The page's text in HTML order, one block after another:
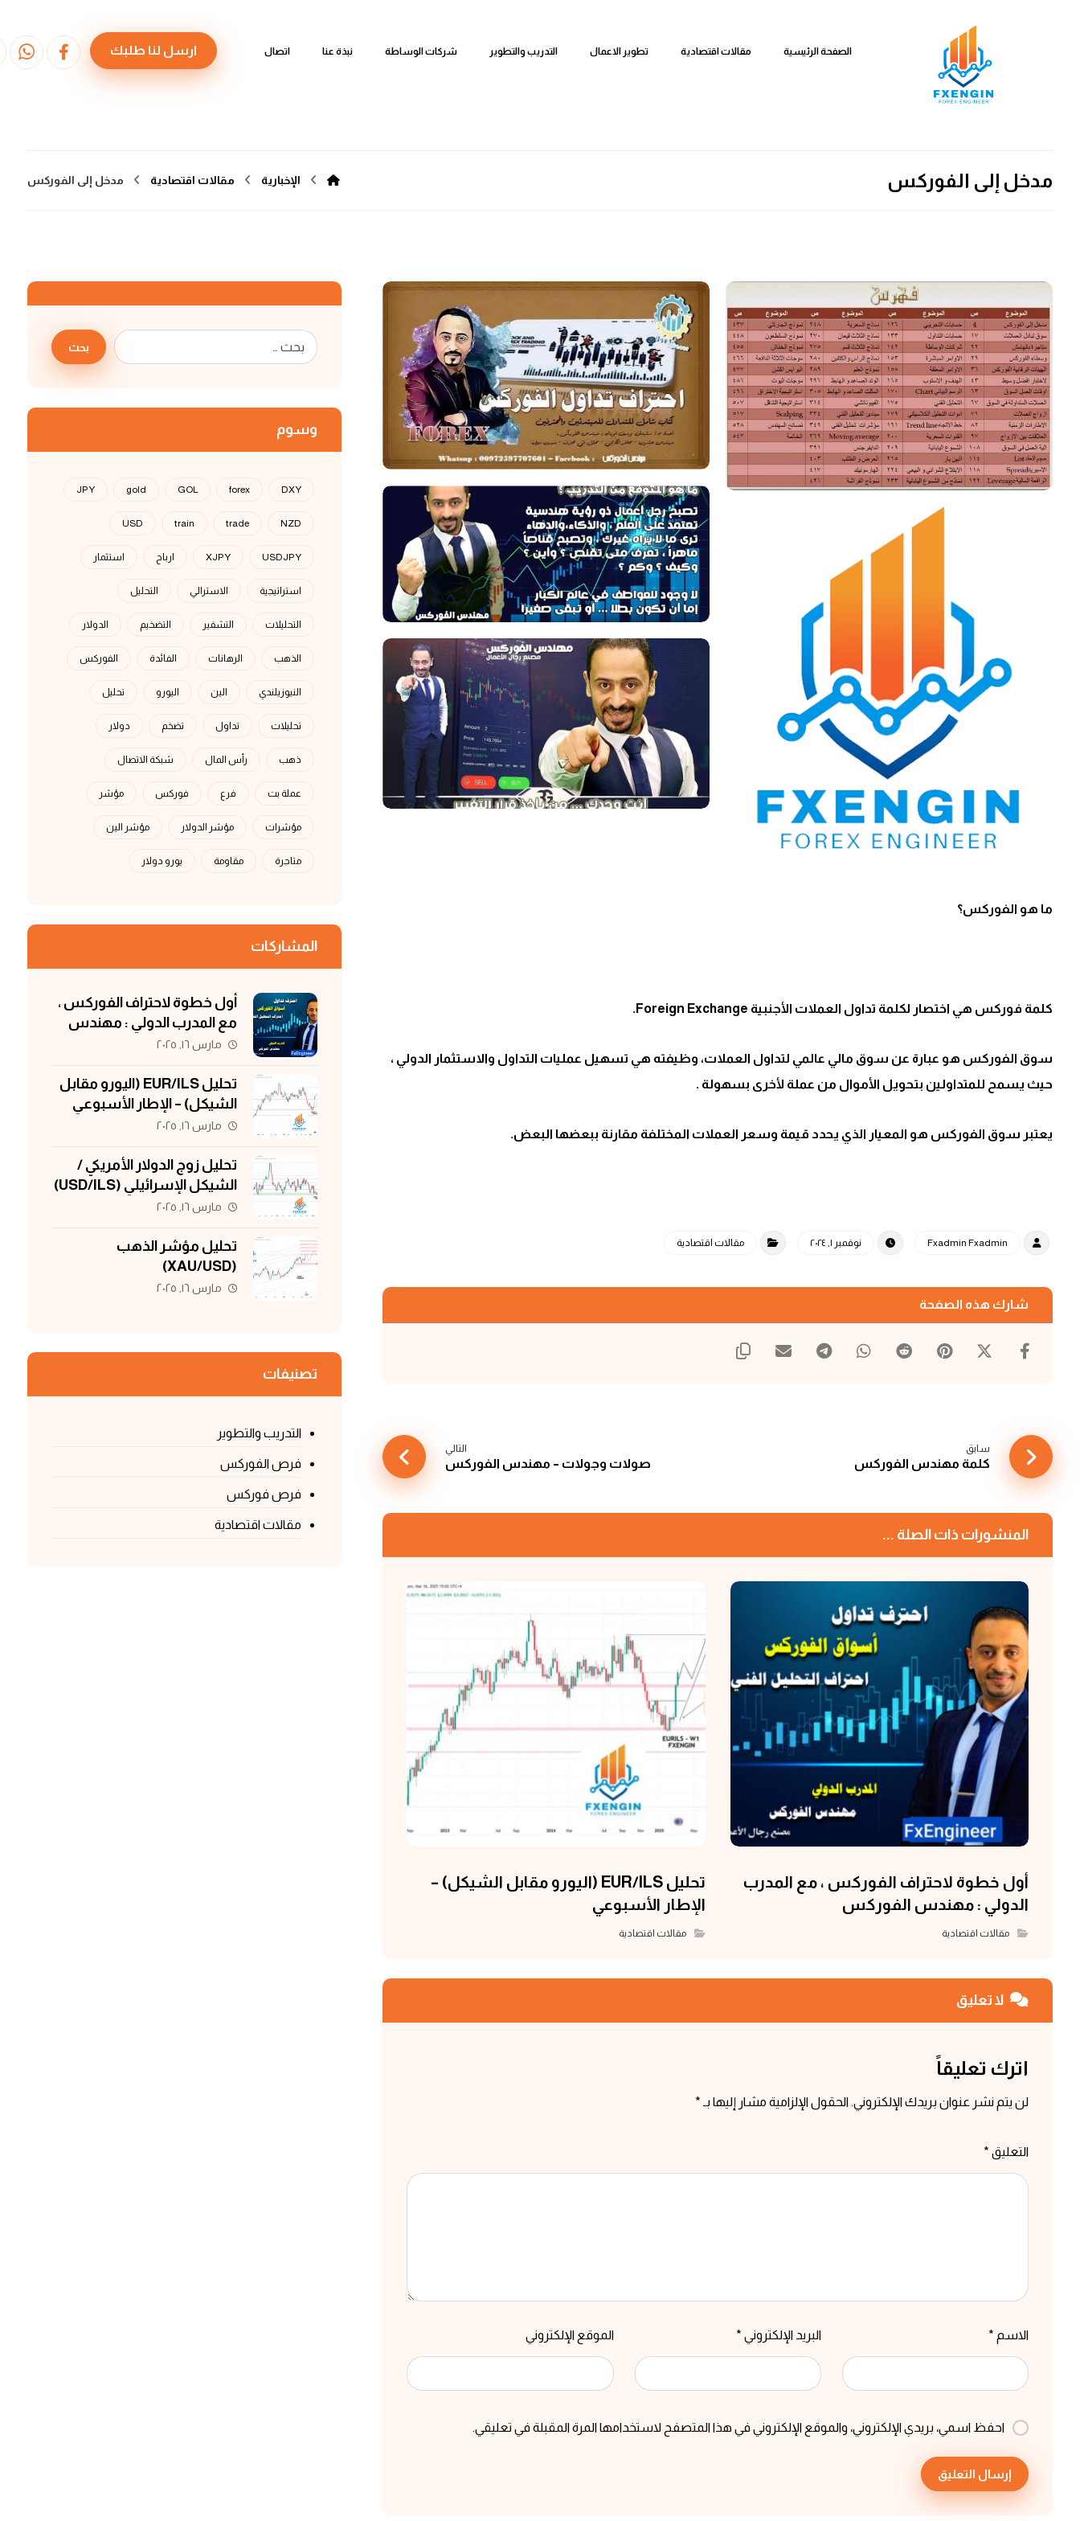
الصفحة الرئيسية مقالات اقتصادية تطوير الاعمال التدريب والتطوير شركات الوساطة نبذة عنا اتصال ارسل لنا طلبك
مدخل إلى الفوركس الإخبارية مقالات اقتصادية مدخل إلى الفوركس
ما هو الفوركس؟
كلمة فوركس هي اختصار لكلمة تداول العملات الأجنبية Foreign Exchange
.
سوق الفوركس هو عبارة عن سوق مالي عالمي لتداول العملات، وظيفته هي تسهيل عمليات التداول والاستثمار الدولي ،
حيث يسمح للمتداولين بتحويل الأموال من عملة لأخرى بسهولة .
يعتبر سوق الفوركس هو المعيار الذي يحدد قيمة وسعر العملات المختلفة مقارنة ببعضها البعض.
Fxadmin Fxadmin نوفمبر ١, ٢٠٢٤ مقالات اقتصادية
سابق
كلمة مهندس الفوركس
التالي
صولات وجولات – مهندس الفوركس
المنشورات ذات الصلة ...
أول خطوة لاحتراف الفوركس ، مع المدرب
الدولي : مهندس الفوركس
مقالات اقتصادية
تحليل EUR/ILS (اليورو مقابل الشيكل) –
الإطار الأسبوعي
مقالات اقتصادية
لا تعليق
اترك تعليقاً
لن يتم نشر عنوان بريدك الإلكتروني. الحقول الإلزامية مشار إليها بـ *
التعليق *
الاسم * البريد الإلكتروني * الموقع الإلكتروني
احفظ اسمي، بريدي الإلكتروني، والموقع الإلكتروني في هذا المتصفح لاستخدامها المرة المقبلة في تعليقي.
إرسال التعليق
بحث
وسوم
DXY
forex
GOL
gold
JPY
NZD
trade
train
USD
USDJPY
XJPY ارباح استثمار
استراتيجية الاسترالي التحليل
التحليلات التشفير التضخيم الدولار
الذهب الرهانات الفائدة الفوركس
النيوزيلندي الين اليورو تحليل
تحليلات تداول تضخم دولار
ذهب رأس المال شبكة الاتصال
عملة بت فرع فوركس مؤشر
مؤشرات مؤشر الدولار مؤشر الين
متاجرة مقاومة يورو دولار
المشاركات
أول خطوة لاحتراف الفوركس ،
مع المدرب الدولي : مهندس
الفوركس
مارس ١٦, ٢٠٢٥
تحليل EUR/ILS (اليورو مقابل
الشيكل) – الإطار الأسبوعي
مارس ١٦, ٢٠٢٥
تحليل زوج الدولار الأمريكي /
الشيكل الإسرائيلي (USD/ILS)
مارس ١٦, ٢٠٢٥
تحليل مؤشر الذهب
(XAU/USD)
مارس ١٦, ٢٠٢٥
تصنيفات
التدريب والتطوير
فرص الفوركس
فرص فوركس
مقالات اقتصادية